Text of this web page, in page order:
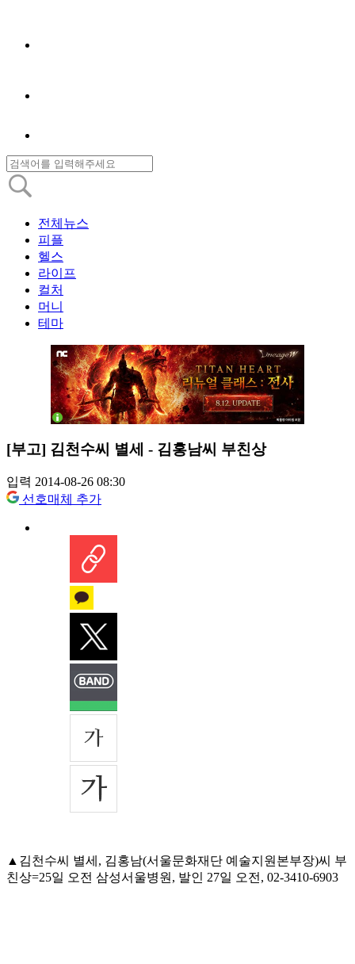
전체뉴스
피플
헬스
라이프
컬처
머니
테마
[부고] 김천수씨 별세 - 김홍남씨 부친상
입력 2014-08-26 08:30
선호매체 추가
▲김천수씨 별세, 김홍남(서울문화재단 예술지원본부장)씨 부
친상=25일 오전 삼성서울병원, 발인 27일 오전, 02-3410-6903